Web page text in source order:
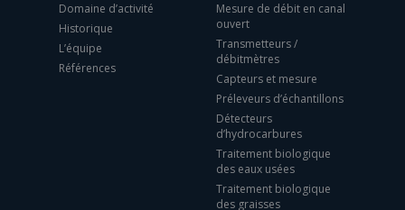
Domaine d’activité
Historique
L’équipe
Références
Mesure de débit en canal
ouvert
Transmetteurs /
débitmètres
Capteurs et mesure
Préleveurs d’échantillons
Détecteurs
d’hydrocarbures
Traitement biologique
des eaux usées
Traitement biologique
des graisses